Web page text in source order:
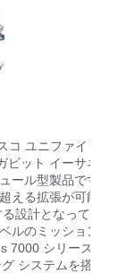
コ ユニファイド フ
ビット イーサネッ
ール型製品です。
える拡張が可能で
設計となっていま
ルのミッションク
7000 シリーズは、
システムを搭載し